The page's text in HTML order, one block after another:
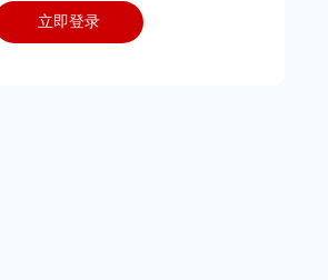
立即登录